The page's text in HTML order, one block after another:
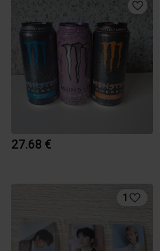
27.68 €
1